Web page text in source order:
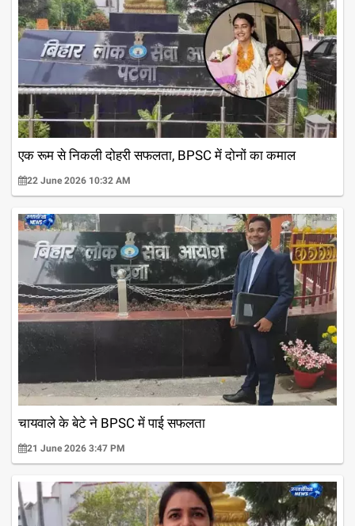
एक रूम से निकली दोहरी सफलता, BPSC में दोनों का कमाल
22 June 2026 10:32 AM
चायवाले के बेटे ने BPSC में पाई सफलता
21 June 2026 3:47 PM